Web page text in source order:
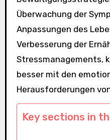
Überwachung der
Anpassungen des
Verbesserung der
Stressmanagements,
besser mit den
Herausforderungen
Key sections in